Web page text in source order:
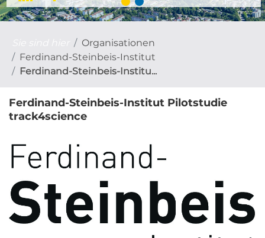
Organisationen
Ferdinand-Steinbeis-Institut
Ferdinand-Steinbeis-Institu...
Ferdinand-Steinbeis-Institut Pilotstudie
track4science